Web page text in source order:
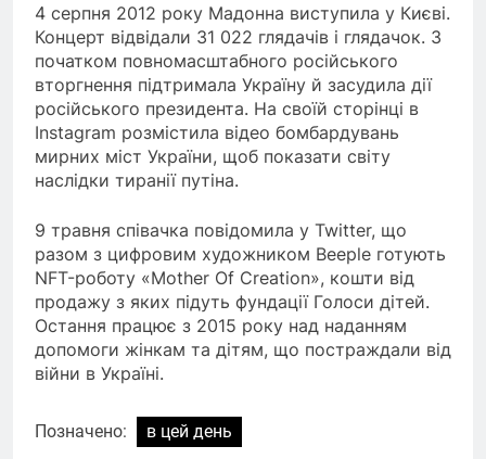
4 серпня 2012 року Мадонна виступила у Києві.
Концерт відвідали 31 022 глядачів і глядачок. З
початком повномасштабного російського
вторгнення підтримала Україну й засудила дії
російського президента. На своїй сторінці в
Instagram розмістила відео бомбардувань
мирних міст України, щоб показати світу
наслідки тиранії путіна.
9 травня співачка повідомила у Twitter, що
разом з цифровим художником Beeple готують
NFT-роботу «Mother Of Creation», кошти від
продажу з яких підуть фундації Голоси дітей.
Остання працює з 2015 року над наданням
допомоги жінкам та дітям, що постраждали від
війни в Україні.
Позначено: в цей день